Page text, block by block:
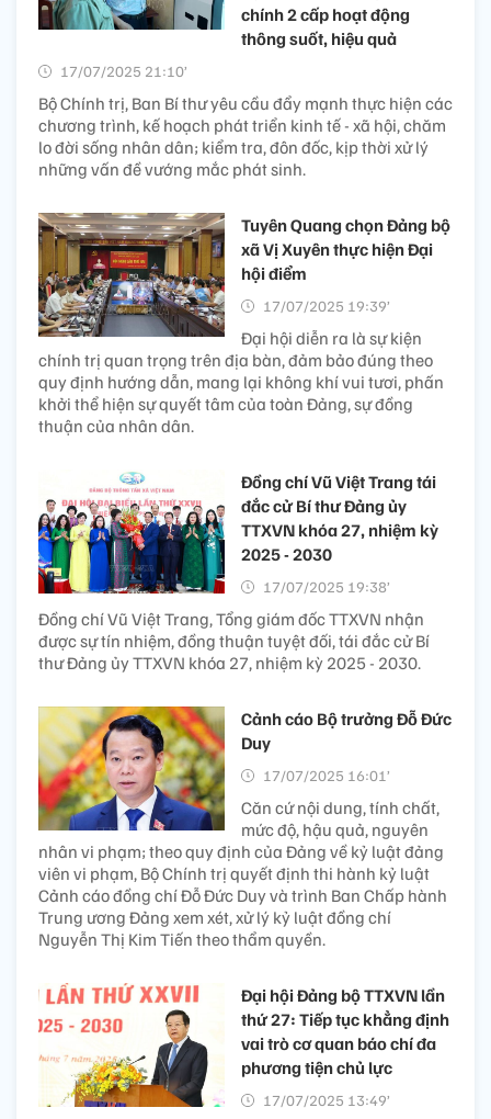
chính 2 cấp hoạt động
thông suốt, hiệu quả
17/07/2025 21:10’
Bộ Chính trị, Ban Bí thư yêu cầu đẩy mạnh thực hiện các
chương trình, kế hoạch phát triển kinh tế - xã hội, chăm
lo đời sống nhân dân; kiểm tra, đôn đốc, kịp thời xử lý
những vấn đề vướng mắc phát sinh.
Tuyên Quang chọn Đảng bộ
xã Vị Xuyên thực hiện Đại
hội điểm
17/07/2025 19:39’
Đại hội diễn ra là sự kiện
chính trị quan trọng trên địa bàn, đảm bảo đúng theo
quy định hướng dẫn, mang lại không khí vui tươi, phấn
khởi thể hiện sự quyết tâm của toàn Đảng, sự đồng
thuận của nhân dân.
Đồng chí Vũ Việt Trang tái
đắc cử Bí thư Đảng ủy
TTXVN khóa 27, nhiệm kỳ
2025 - 2030
17/07/2025 19:38’
Đồng chí Vũ Việt Trang, Tổng giám đốc TTXVN nhận
được sự tín nhiệm, đồng thuận tuyệt đối, tái đắc cử Bí
thư Đảng ủy TTXVN khóa 27, nhiệm kỳ 2025 - 2030.
Cảnh cáo Bộ trưởng Đỗ Đức
Duy
17/07/2025 16:01’
Căn cứ nội dung, tính chất,
mức độ, hậu quả, nguyên
nhân vi phạm; theo quy định của Đảng về kỷ luật đảng
viên vi phạm, Bộ Chính trị quyết định thi hành kỷ luật
Cảnh cáo đồng chí Đỗ Đức Duy và trình Ban Chấp hành
Trung ương Đảng xem xét, xử lý kỷ luật đồng chí
Nguyễn Thị Kim Tiến theo thẩm quyền.
Đại hội Đảng bộ TTXVN lần
thứ 27: Tiếp tục khẳng định
vai trò cơ quan báo chí đa
phương tiện chủ lực
17/07/2025 13:49’